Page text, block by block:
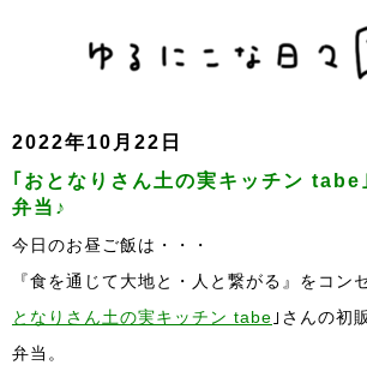
2022年10月22日
｢おとなりさん土の実キッチン tabe
弁当♪
今日のお昼ご飯は・・・
『食を通じて大地と・人と繋がる』をコン
となりさん土の実キッチン tabe ｣さんの初
弁当。